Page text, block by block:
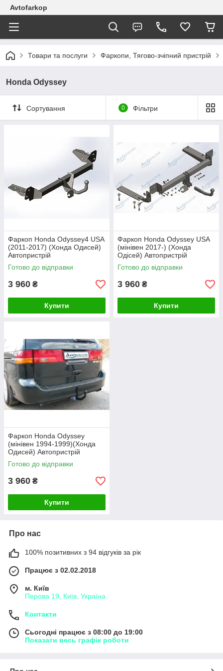
Avtofarkop
Товари та послуги Фаркопи, Тягово-зчіпний пристрій
Honda Odyssey
Сортування 0 Фільтри
Фаркоп Honda Odyssey4 USA
(2011-2017) (Хонда Одисей)
Автопристрій
Готово до відправки
3 960 ₴
Купити
Фаркоп Honda Odyssey USA
(мінівен 2017-) (Хонда
Одісей) Автопристрій
Готово до відправки
3 960 ₴
Купити
Фаркоп Honda Odyssey
(мінівен 1994-1999)(Хонда
Одисей) Автопристрій
Готово до відправки
3 960 ₴
Купити
Про нас
100% позитивних з 94 відгуків за рік
Працює з 02.02.2018
м. Київ
Перова 19, Київ, Україна
Контакти
Сьогодні працює з 08:00 до 19:00
Показати весь графік роботи